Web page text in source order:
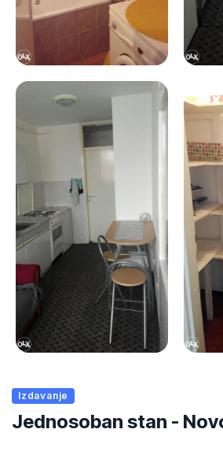
Izdavanje
Jednosoban stan -